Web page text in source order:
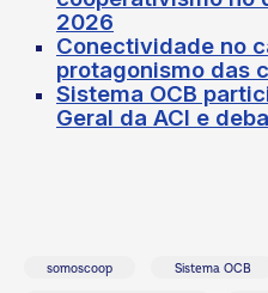
2026
Conectividade no
protagonismo das
Sistema OCB
Geral da ACI e
somoscoop Sistema OCB